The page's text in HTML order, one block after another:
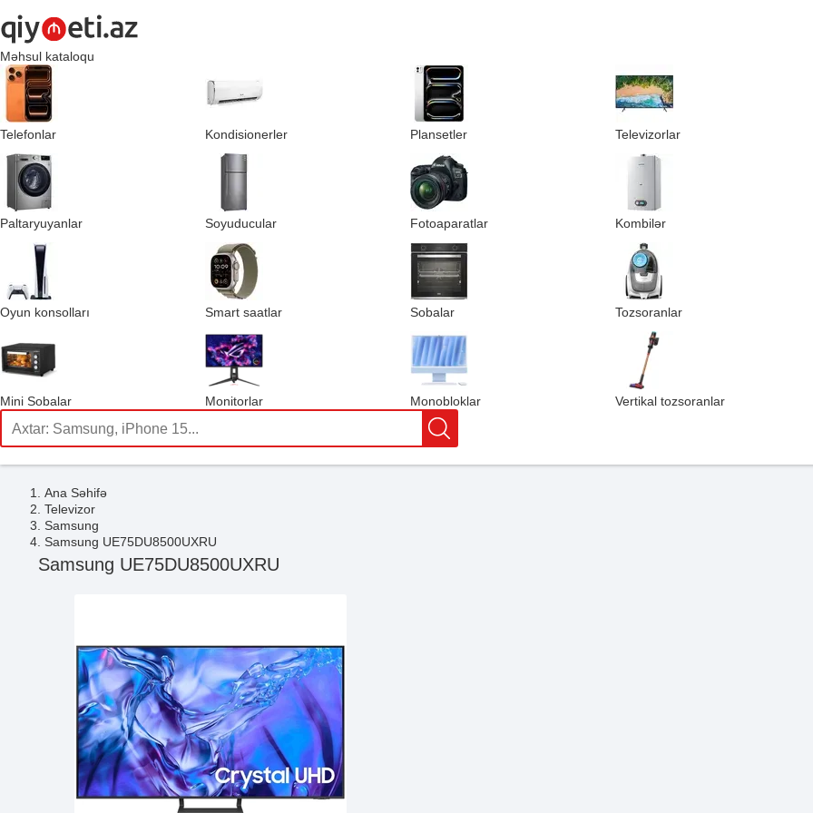
Məhsul kataloqu
Telefonlar Kondisionerler Plansetler Televizorlar
Paltaryuyanlar Soyuducular Fotoaparatlar Kombilər
Oyun konsolları Smart saatlar Sobalar Tozsoranlar
Mini Sobalar Monitorlar Monobloklar Vertikal tozsoranlar
Ana Səhifə
Televizor
Samsung
Samsung UE75DU8500UXRU
Samsung UE75DU8500UXRU